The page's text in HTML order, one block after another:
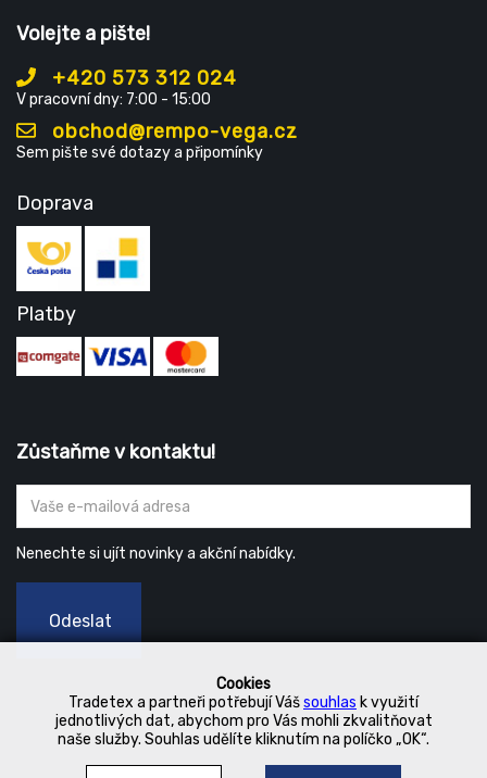
Cookies
Tradetex a partneři potřebují Vášsouhlas k využití
jednotlivých dat, abychom pro Vás mohli zkvalitňovat
naše služby. Souhlas udělíte kliknutím na políčko „OK“.
Volejte a pište!
+420 573 312 024
V pracovní dny: 7:00 - 15:00
obchod@rempo-vega.cz
Sem pište své dotazy a připomínky
Doprava
Platby
Zůstaňme v kontaktu!
Nenechte si ujít novinky a akční nabídky.
Odeslat